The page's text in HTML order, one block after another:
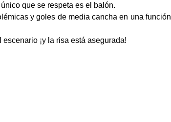
que se respeta es el balón.
y goles de media cancha en una función
¡y la risa está asegurada!